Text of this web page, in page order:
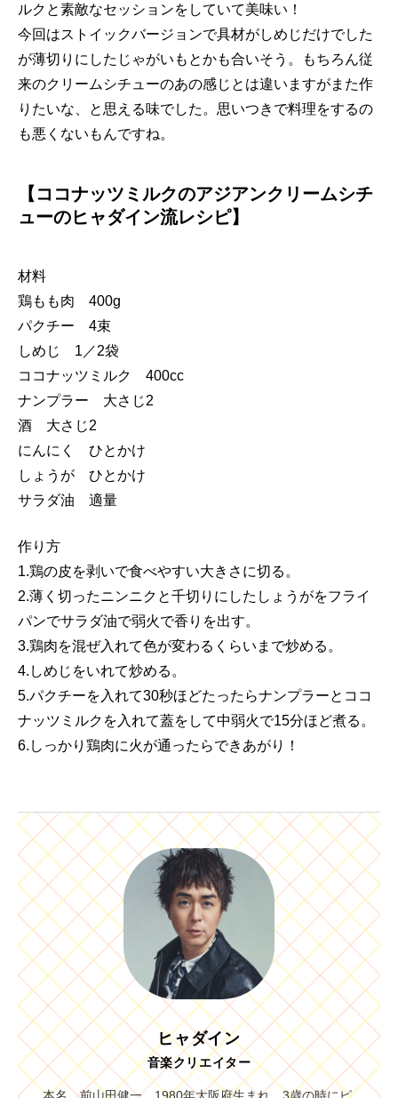
ルクと素敵なセッションをしていて美味い！
今回はストイックバージョンで具材がしめじだけでした
が薄切りにしたじゃがいもとかも合いそう。もちろん従
来のクリームシチューのあの感じとは違いますがまた作
りたいな、と思える味でした。思いつきで料理をするの
も悪くないもんですね。
【ココナッツミルクのアジアンクリームシチ
ューのヒャダイン流レシピ】
材料
鶏もも肉 400g
パクチー 4束
しめじ 1／2袋
ココナッツミルク 400cc
ナンプラー 大さじ2
酒 大さじ2
にんにく ひとかけ
しょうが ひとかけ
サラダ油 適量
作り方
1.鶏の皮を剥いで食べやすい大きさに切る。
2.薄く切ったニンニクと千切りにしたしょうがをフライ
パンでサラダ油で弱火で香りを出す。
3.鶏肉を混ぜ入れて色が変わるくらいまで炒める。
4.しめじをいれて炒める。
5.パクチーを入れて30秒ほどたったらナンプラーとココ
ナッツミルクを入れて蓋をして中弱火で15分ほど煮る。
6.しっかり鶏肉に火が通ったらできあがり！
ヒャダイン
音楽クリエイター
本名、前山田健一。1980年大阪府生まれ。3歳の時にピ